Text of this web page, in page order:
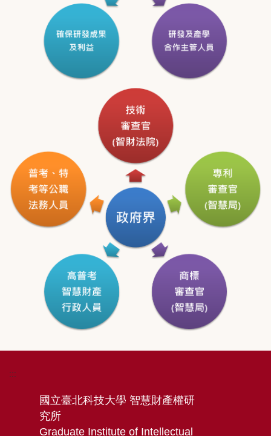
:::
國立臺北科技大學 智慧財產權研
究所
Graduate Institute of Intellectual